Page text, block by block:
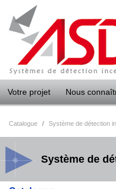
Votre projet Nous
Catalogue / Système de détection
Système de
Panneau de gestion des cookies